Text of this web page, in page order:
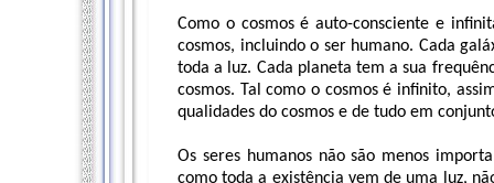
Como o cosmos é auto-consciente e
cosmos, incluindo o ser humano. Cada
toda a luz. Cada planeta tem a sua
cosmos. Tal como o cosmos é infinito,
qualidades do cosmos e de tudo em
Os seres humanos não são menos
como toda a existência vem de uma luz,